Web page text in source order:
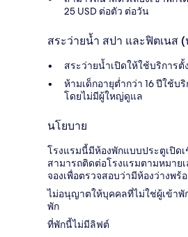
25 USD ต่อตัว ต่อวัน
สระว่ายน้ำ สปา และฟิตเนส
สระว่ายน้ำเปิดให้ใช้บริการตั้
ห้ามเด็กอายุต่ำกว่า 16 ปีใช้บ
โดยไม่มีผู้ใหญ่ดูแล
นโยบาย
โรงแรมนี้มีห้องพักแบบประตูเปิด
สามารถติดต่อโรงแรมตามหมาย
จองเพื่อตรวจสอบว่ามีห้องว่างพร้
ไม่อนุญาตให้บุคคลที่ไม่ใช่ผู้เข้าพั
พัก
ที่พักนี้ไม่มีลิฟต์